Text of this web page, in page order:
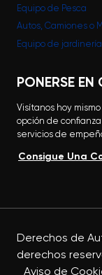
Equipo de Pesca
Autos, Camiones o
Equipo de jardinería
PONERSE
Visítanos hoy
opción de
servicios de
Consigue Una
Derechos de
derechos
Aviso de